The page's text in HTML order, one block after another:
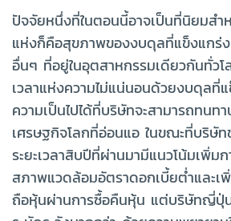
ปัจจัยหนึ่งที่ในตอนนี้อาจเป็นที่นิยมส
แห่งก็คือสุขภาพของงบดุลที่แข็งแกร่
อื่นๆ ที่อยู่ในอุตสาหกรรมเดียวกันทั่วโ
เวลาแห่งความไม่แน่นอนด้วยงบดุลที่
ความเป็นไปได้ที่บริษัทจะสามารถทนท
เศรษฐกิจโลกที่อ่อนแอ ในขณะที่บริษั
ระยะเวลาสิบปีที่ผ่านมามีแนวโน้มเพิ่ม
สภาพแวดล้อมอัตราดอกเบี้ยต่ำและ
ถือหุ้นผ่านการซื้อคืนหุ้น แต่บริษัทญี่ปุ่